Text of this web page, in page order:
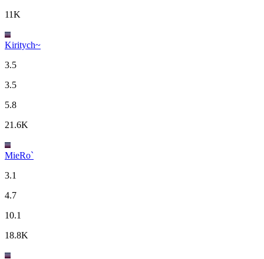
11K
Kiritych~
3.5
3.5
5.8
21.6K
MieRo`
3.1
4.7
10.1
18.8K